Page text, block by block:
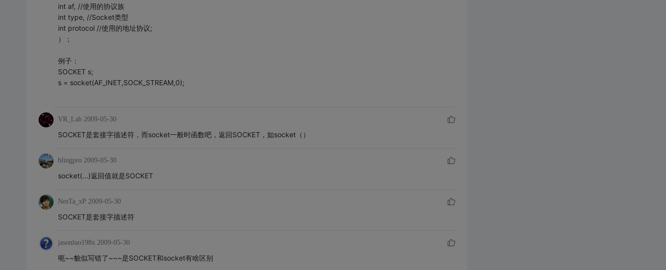
int af, //使用的协议族
int type, //Socket类型
int protocol //使用的地址协议;
）；
例子：
SOCKET s;
s = socket(AF_INET,SOCK_STREAM,0);
VR_Lab 2009-05-30
SOCKET是套接字描述符，而socket一般时函数吧，返回SOCKET，如socket（）
blingpro 2009-05-30
socket(...)返回值就是SOCKET
NesTa_xP 2009-05-30
SOCKET是套接字描述符
jasonluo198x 2009-05-30
呃~~貌似写错了~~~是SOCKET和socket有啥区别